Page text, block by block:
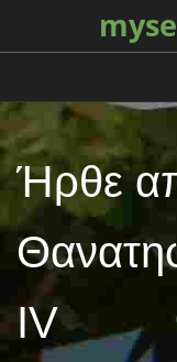
Ήρθε
IV